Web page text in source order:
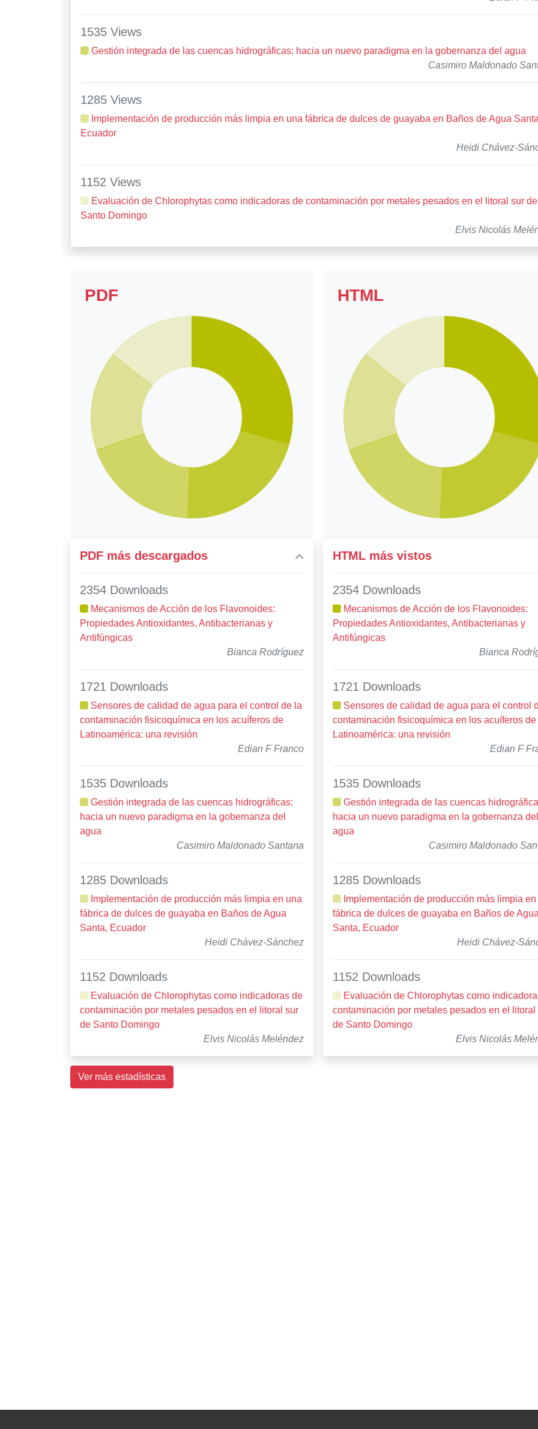
1535 Views
Gestión integrada de las cuencas hidrográficas: hacia un nuevo paradigma en la gobernanza del agua
Casimiro Maldonado
1285 Views
Implementación de producción más limpia en una fábrica de dulces de guayaba en Baños de Agua
Ecuador
Heidi Chávez-
1152 Views
Evaluación de Chlorophytas como indicadoras de contaminación por metales pesados en el litoral sur de
Santo Domingo
Elvis Nicolás
PDF
PDF más descargados
2354 Downloads
Mecanismos de Acción de los Flavonoides:
Propiedades Antioxidantes, Antibacterianas y
Antifúngicas
Bianca Rodríguez
1721 Downloads
Sensores de calidad de agua para el control de la
contaminación fisicoquímica en los acuíferos de
Latinoamérica: una revisión
Edian F Franco
1535 Downloads
Gestión integrada de las cuencas hidrográficas:
hacia un nuevo paradigma en la gobernanza del
agua
Casimiro Maldonado Santana
1285 Downloads
Implementación de producción más limpia en una
fábrica de dulces de guayaba en Baños de Agua
Santa, Ecuador
Heidi Chávez-Sánchez
1152 Downloads
Evaluación de Chlorophytas como indicadoras de
contaminación por metales pesados en el litoral sur
de Santo Domingo
Elvis Nicolás Meléndez
HTML
HTML más vistos
2354 Downloads
Mecanismos de Acción de los Flavonoides:
Propiedades Antioxidantes, Antibacterianas y
Antifúngicas
Bianca
1721 Downloads
Sensores de calidad de agua para el control
contaminación fisicoquímica en los acuíferos de
Latinoamérica: una revisión
Edian F
1535 Downloads
Gestión integrada de las cuencas
hacia un nuevo paradigma en la gobernanza del
agua
Casimiro Maldonado
1285 Downloads
Implementación de producción más limpia en
fábrica de dulces de guayaba en Baños de Agua
Santa, Ecuador
Heidi Chávez-
1152 Downloads
Evaluación de Chlorophytas como
contaminación por metales pesados en el litoral
de Santo Domingo
Elvis Nicolás
Ver más estadísticas